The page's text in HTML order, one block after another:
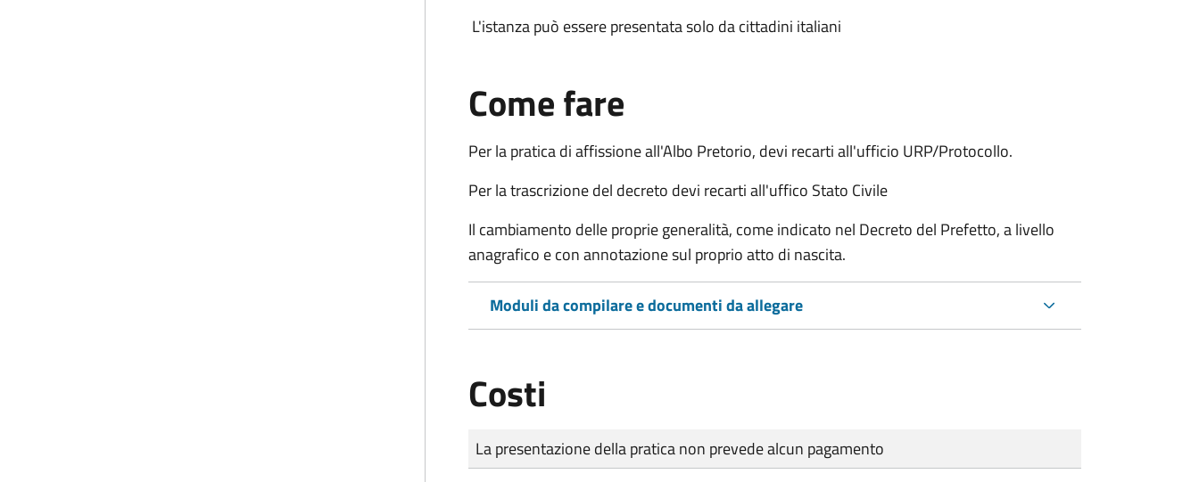
L'istanza può essere presentata solo da cittadini italiani
Come fare
Per la pratica di affissione all'Albo Pretorio, devi recarti all'ufficio URP/Protocollo.
Per la trascrizione del decreto devi recarti all'uffico Stato Civile
Il cambiamento delle proprie generalità, come indicato nel Decreto del Prefetto, a livello
anagrafico e con annotazione sul proprio atto di nascita.
Moduli da compilare e documenti da allegare
Costi
Tipo di pagamento
Importo
La presentazione della pratica non prevede alcun pagamento